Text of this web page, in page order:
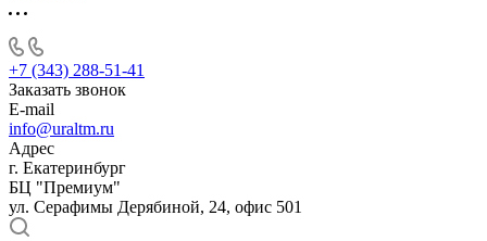
+7 (343) 288-51-41
Заказать звонок
E-mail
info@uraltm.ru
Адрес
г. Екатеринбург
БЦ "Премиум"
ул. Серафимы Дерябиной, 24, офис 501